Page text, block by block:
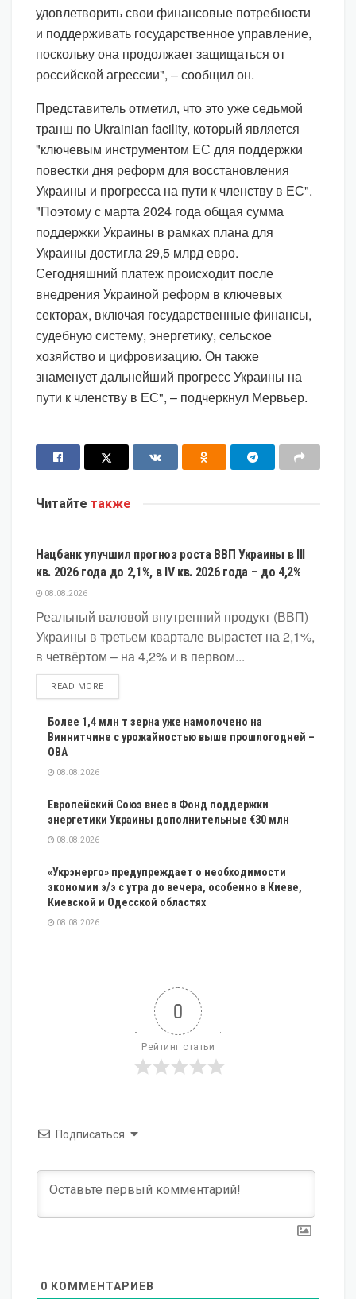
удовлетворить свои финансовые потребности
и поддерживать государственное управление,
поскольку она продолжает защищаться от
российской агрессии", – сообщил он.
Представитель отметил, что это уже седьмой
транш по Ukrainian facility, который является
"ключевым инструментом ЕС для поддержки
повестки дня реформ для восстановления
Украины и прогресса на пути к членству в ЕС".
"Поэтому с марта 2024 года общая сумма
поддержки Украины в рамках плана для
Украины достигла 29,5 млрд евро.
Сегодняшний платеж происходит после
внедрения Украиной реформ в ключевых
секторах, включая государственные финансы,
судебную систему, энергетику, сельское
хозяйство и цифровизацию. Он также
знаменует дальнейший прогресс Украины на
пути к членству в ЕС", – подчеркнул Мервьер.
Читайте также
Нацбанк улучшил прогноз роста ВВП Украины в III
кв. 2026 года до 2,1%, в IV кв. 2026 года – до 4,2%
08.08.2026
Реальный валовой внутренний продукт (ВВП)
Украины в третьем квартале вырастет на 2,1%,
в четвёртом – на 4,2% и в первом...
READ MOREDETAILS
Более 1,4 млн т зерна уже намолочено на
Виннитчине с урожайностью выше прошлогодней –
ОВА
08.08.2026
Европейский Союз внес в Фонд поддержки
энергетики Украины дополнительные €30 млн
08.08.2026
«Укрэнерго» предупреждает о необходимости
экономии э/э с утра до вечера, особенно в Киеве,
Киевской и Одесской областях
08.08.2026
0
Рейтинг статьи
Подписаться
0 КОММЕНТАРИЕВ